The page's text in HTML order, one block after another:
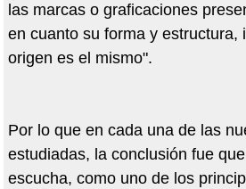
las marcas o graficaciones
en cuanto su forma y estructura,
origen es el mismo".
Por lo que en cada una de las
estudiadas, la conclusión fue
escucha, como uno de los